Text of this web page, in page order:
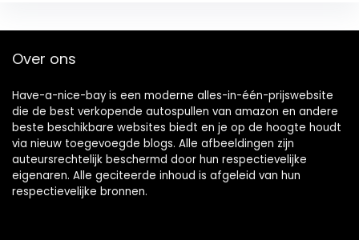
Over ons
Have-a-nice-bay is een moderne alles-in-één-prijswebsite
die de best verkopende autospullen van amazon en andere
beste beschikbare websites biedt en je op de hoogte houdt
via nieuw toegevoegde blogs. Alle afbeeldingen zijn
auteursrechtelijk beschermd door hun respectievelijke
eigenaren. Alle geciteerde inhoud is afgeleid van hun
respectievelijke bronnen.